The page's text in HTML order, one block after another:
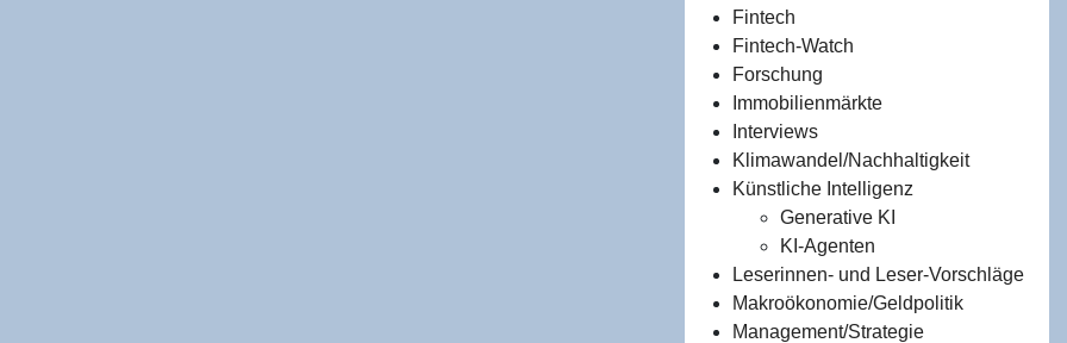
Fintech
Fintech-Watch
Forschung
Immobilienmärkte
Interviews
Klimawandel/Nachhaltigkeit
Künstliche Intelligenz
Generative KI
KI-Agenten
Leserinnen- und Leser-Vorschläge
Makroökonomie/Geldpolitik
Management/Strategie